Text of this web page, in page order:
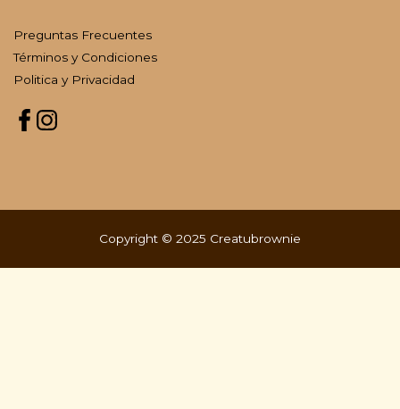
Preguntas Frecuentes
Términos y Condiciones
Politica y Privacidad
Copyright © 2025 Creatubrownie